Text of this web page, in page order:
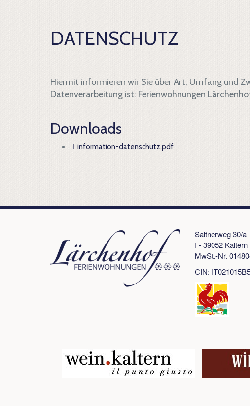
DATENSCHUTZ
Hiermit informieren wir Sie über Art, Umfang und
Datenverarbeitung ist: Ferienwohnungen
Downloads
information-datenschutz.pdf
Saltnerweg 30/a
I - 39052 Kaltern
MwSt.-Nr.
CIN: